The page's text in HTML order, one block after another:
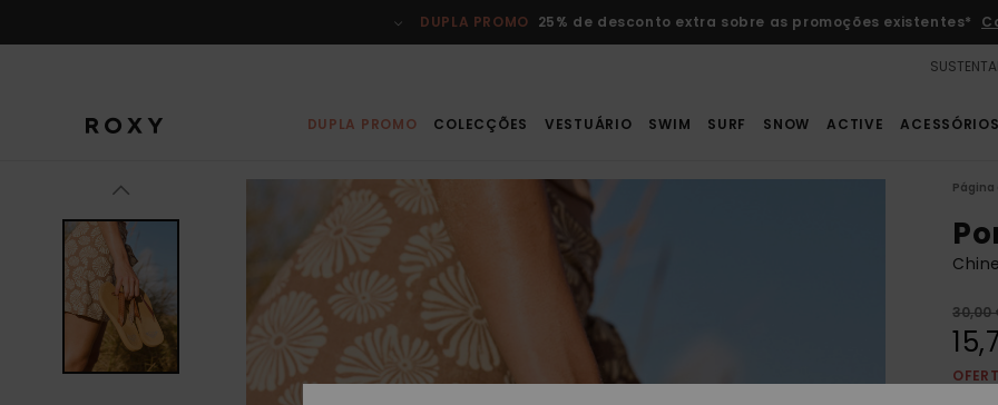
do
DUPLA PROMO 25% de desconto extra sobre as promoções existentes*
DUPLA PROMO COLECÇÕES VESTUÁRIO SWIM SURF SNOW ACTIVE ACESSÓRIOS
Página
30,00